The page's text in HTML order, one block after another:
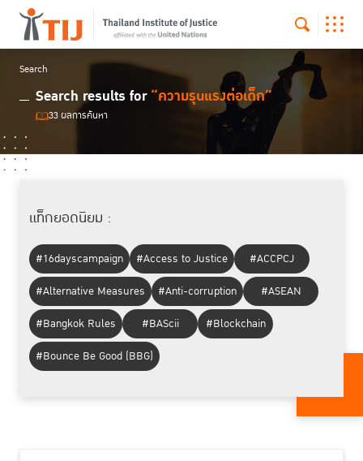
Search
Search results for“ความรุนแรงต่อเด็ก”
33 ผลการค้นหา
แท็กยอดนิยม :
#16dayscampaign #Access to Justice
#ACCPCJ
#Alternative Measures
#Anti-corruption
#ASEAN
#Bangkok Rules
#BAScii
#Blockchain
#Bounce Be Good (BBG)